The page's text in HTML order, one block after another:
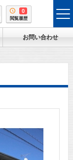
0
閲覧履歴
お問い合わせ